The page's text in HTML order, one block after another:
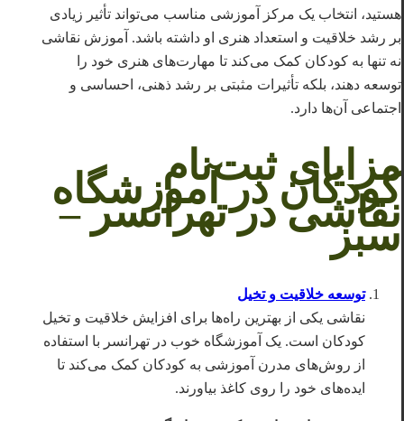
هستید، انتخاب یک مرکز آموزشی مناسب می‌تواند تأثیر زیادی
بر رشد خلاقیت و استعداد هنری او داشته باشد. آموزش نقاشی
نه تنها به کودکان کمک می‌کند تا مهارت‌های هنری خود را
توسعه دهند، بلکه تأثیرات مثبتی بر رشد ذهنی، احساسی و
اجتماعی آن‌ها دارد.
مزایای ثبت‌نام
کودکان در آموزشگاه
نقاشی در تهرانسر –
سبز
توسعه خلاقیت و تخیل
نقاشی یکی از بهترین راه‌ها برای افزایش خلاقیت و تخیل
کودکان است. یک آموزشگاه خوب در تهرانسر با استفاده
از روش‌های مدرن آموزشی به کودکان کمک می‌کند تا
ایده‌های خود را روی کاغذ بیاورند.